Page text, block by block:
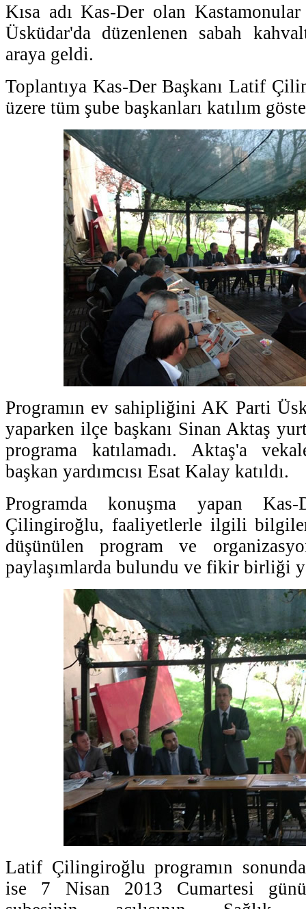
Kısa adı Kas-Der olan
Üsküdar'da düzenlenen sabah
araya geldi.
Toplantıya Kas-Der Başkanı Latif
üzere tüm şube başkanları katılım
Programın ev sahipliğini AK Parti
yaparken ilçe başkanı Sinan Aktaş
programa katılamadı. Aktaş'a
başkan yardımcısı Esat Kalay katıldı.
Programda konuşma yapan
Çilingiroğlu, faaliyetlerle ilgili bilgiler
düşünülen program ve
paylaşımlarda bulundu ve fikir birliği
Latif Çilingiroğlu programın sonunda
ise 7 Nisan 2013 Cumartesi